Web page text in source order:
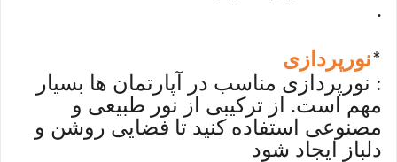
.
*نورپردازی
: نورپردازی مناسب در آپارتمان ها بسیار
مهم است. از ترکیبی از نور طبیعی و
مصنوعی استفاده کنید تا فضایی روشن و
دلباز ایجاد شود